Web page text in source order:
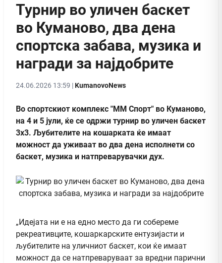
Турнир во уличен баскет
во Куманово, два дена
спортска забава, музика и
награди за најдобрите
24.06.2026 13:59 |KumanovoNews
Во спортскиот комплекс "ММ Спорт" во Куманово,
на 4 и 5 јули, ќе се одржи турнир во уличен баскет
3х3. Љубителите на кошарката ќе имаат
можност да уживаат во два дена исполнети со
баскет, музика и натпреварувачки дух.
„Идејата ни е на едно место да ги собереме
рекреативците, кошаркарските ентузијасти и
љубителите на уличниот баскет, кои ќе имаат
можност да се натпреваруваат за вредни парични